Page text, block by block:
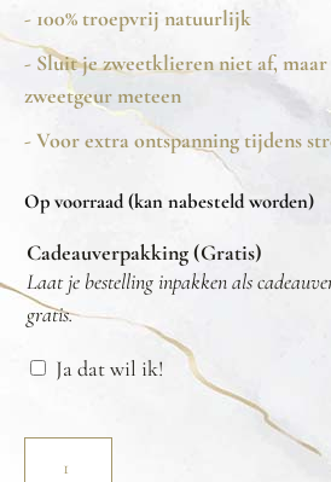
- 100% troepvrij natuurlijk
- Sluit je zweetklieren niet af,
zweetgeur meteen
- Voor extra ontspanning tijdens
Op voorraad (kan nabesteld worden)
Cadeauverpakking (Gratis)
Laat je bestelling inpakken als
gratis.
Ja dat wil ik!